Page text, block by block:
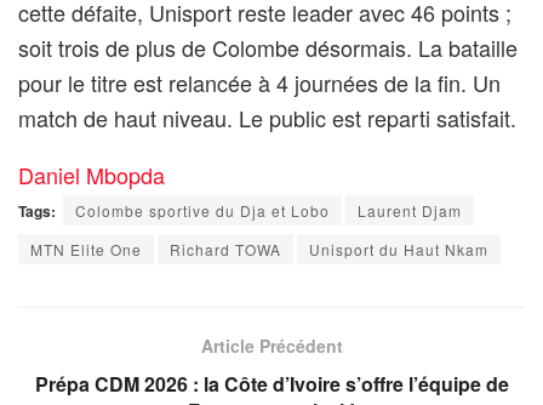
cette défaite, Unisport reste leader avec 46 points ;
soit trois de plus de Colombe désormais. La bataille
pour le titre est relancée à 4 journées de la fin. Un
match de haut niveau. Le public est reparti satisfait.
Daniel Mbopda
Tags: Colombe sportive du Dja et Lobo
Laurent Djam
MTN Elite One
Richard TOWA Unisport du Haut Nkam
Article Précédent
Prépa CDM 2026 : la Côte d’Ivoire s’offre l’équipe de